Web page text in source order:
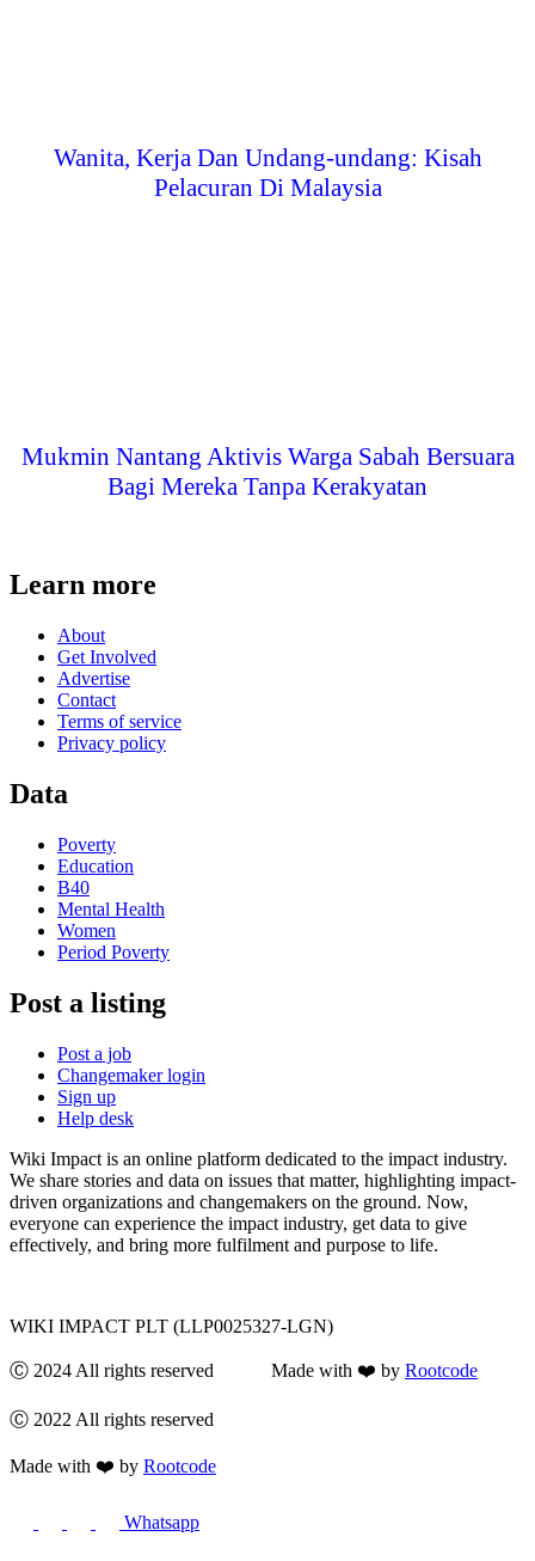
Wanita, Kerja Dan Undang-undang: Kisah
Pelacuran Di Malaysia
Mukmin Nantang Aktivis Warga Sabah Bersuara
Bagi Mereka Tanpa Kerakyatan
Learn more
About
Get Involved
Advertise
Contact
Terms of service
Privacy policy
Data
Poverty
Education
B40
Mental Health
Women
Period Poverty
Post a listing
Post a job
Changemaker login
Sign up
Help desk
Wiki Impact is an online platform dedicated to the impact industry.
We share stories and data on issues that matter, highlighting impact-
driven organizations and changemakers on the ground. Now,
everyone can experience the impact industry, get data to give
effectively, and bring more fulfilment and purpose to life.
WIKI IMPACT PLT (LLP0025327-LGN)
Ⓒ 2024 All rights reserved Made with ❤️ by Rootcode
Ⓒ 2022 All rights reserved
Made with ❤️ by Rootcode
Whatsapp